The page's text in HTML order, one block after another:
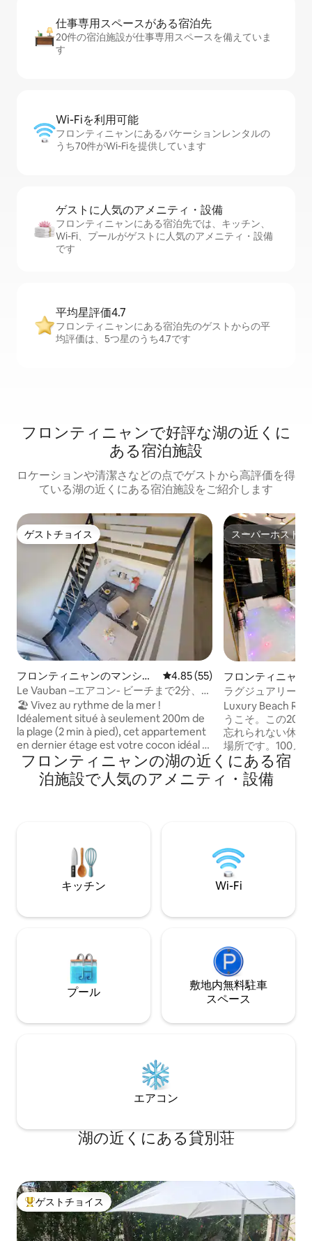
仕事専用ス⁠ペ⁠ー⁠スがあ⁠る宿⁠泊⁠先
20件の宿泊施設が仕事専用スペースを備えていま
す
Wi-Fiを利⁠用⁠可⁠能
フロンティニャンにあるバケーションレンタルの
うち70件がWi-Fiを提供しています
ゲストに人⁠気⁠のア⁠メ⁠ニ⁠テ⁠ィ・設⁠備
フロンティニャンにある宿泊先では、キッチン、
Wi-Fi、プールがゲストに人気のアメニティ・設備
です
平均星評価4.7
フロンティニャンにある宿泊先のゲストからの平
均評価は、5つ星のうち4.7です
フロンティニャンで好評な湖の近くに
ある宿泊施設
ロケーションや清潔さなどの点でゲストから高評価を得
ている湖の近くにある宿泊施設をご紹介します
ゲストチョイス
ゲストチョイス
フロンティニャンのマンショ
ン・アパート
レビュー55件、5つ星中4.85つ
4.85 (55)
Le Vauban –エアコン- ビーチまで2分、テ
ラス
🏖️ Vivez au rythme de la mer !
Idéalement situé à seulement 200m de
la plage (2 min à pied), cet appartement
en dernier étage est votre cocon idéal à
Frontignan. ☀️ Profitez d'une terrasse
privée de 9m² pour vos petits-déjeuners
au grand air et vos soirées détente après
スーパーホスト
スーパーホスト
フロンティニャン
ン・アパート
ラグジュアリーな
Luxury Beach
うこそ。この20
忘れられない休暇
場所です。100メ
しい一日を過ご
ーバスとマッサ
ラクゼーション
ばにあり、レジデ
専用駐車場があり
フロンティニャンの湖の近くにある宿
泊施設で人気のアメニティ・設備
キッチン Wi-Fi
プール
敷地内無料駐⁠車
ス⁠ペ⁠ー⁠ス
エアコン
湖の近くにある貸別荘
大好評のゲストチョイスです。
ゲストチョイス